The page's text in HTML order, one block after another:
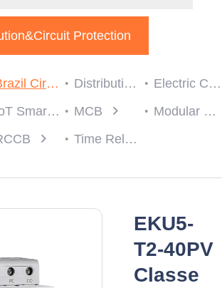
Protection
Circuit protection Distribution Box
Electric Consumer Units
Smart Breaker MCB
Modular Contactor
Time Relay
EKU5-
T2-40PV
Classe